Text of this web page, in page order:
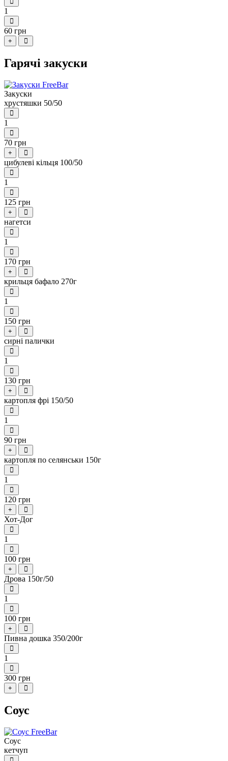
1
60 грн
+
Гарячі закуски
Закуски
хрустяшки 50/50
1
70 грн
+
цибулеві кільця 100/50
1
125 грн
+
нагетси
1
170 грн
+
крильця бафало 270г
1
150 грн
+
сирні палички
1
130 грн
+
картопля фрі 150/50
1
90 грн
+
картопля по селянськи 150г
1
120 грн
+
Хот-Дог
1
100 грн
+
Дрова 150г/50
1
100 грн
+
Пивна дошка 350/200г
1
300 грн
+
Соус
Соус
кетчуп